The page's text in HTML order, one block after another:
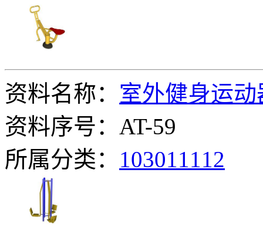
资料名称： 室外健身运动
资料序号：AT-59
所属分类： 103011112